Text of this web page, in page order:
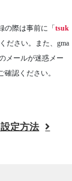
の際は事前に「tsuk
ださい。また、gma
メールが迷惑メー
認ください。
定方法